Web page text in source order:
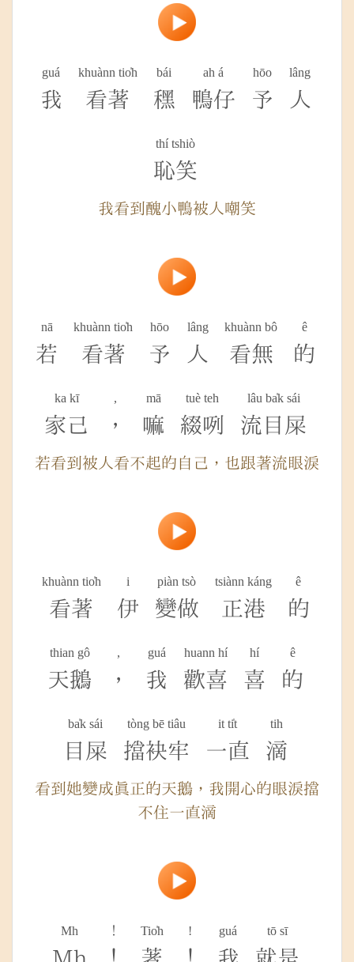
guá
我
khuànn tio̍h
看著
bái
䆀
ah á
鴨仔
hōo
予
lâng
人
thí tshiò
恥笑
我看到醜小鴨被人嘲笑
nā
若
khuànn tio̍h
看著
hōo
予
lâng
人
khuànn bô
看無
ê
的
ka kī
家己
,
，
mā
嘛
tuè teh
綴咧
lâu ba̍k sái
流目屎
若看到被人看不起的自己，也跟著流眼淚
khuànn tio̍h
看著
i
伊
piàn tsò
變做
tsiànn káng
正港
ê
的
thian gô
天鵝
,
，
guá
我
huann hí
歡喜
hí
喜
ê
的
ba̍k sái
目屎
tòng bē tiâu
擋袂牢
it ti̍t
一直
tih
滴
看到她變成真正的天鵝，我開心的眼淚擋
不住一直滴
Mh
Mh
！
！
Tio̍h
著
!
！
guá
我
tō sī
就是